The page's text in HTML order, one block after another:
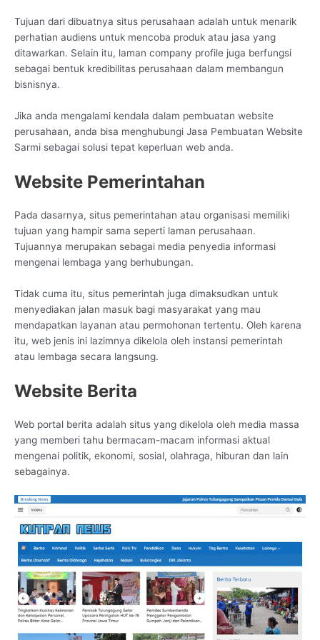
Tujuan dari dibuatnya situs perusahaan adalah untuk menarik
perhatian audiens untuk mencoba produk atau jasa yang
ditawarkan. Selain itu, laman company profile juga berfungsi
sebagai bentuk kredibilitas perusahaan dalam membangun
bisnisnya.
Jika anda mengalami kendala dalam pembuatan website
perusahaan, anda bisa menghubungi Jasa Pembuatan Website
Sarmi sebagai solusi tepat keperluan web anda.
Website Pemerintahan
Pada dasarnya, situs pemerintahan atau organisasi memiliki
tujuan yang hampir sama seperti laman perusahaan.
Tujuannya merupakan sebagai media penyedia informasi
mengenai lembaga yang berhubungan.
Tidak cuma itu, situs pemerintah juga dimaksudkan untuk
menyediakan jalan masuk bagi masyarakat yang mau
mendapatkan layanan atau permohonan tertentu. Oleh karena
itu, web jenis ini lazimnya dikelola oleh instansi pemerintah
atau lembaga secara langsung.
Website Berita
Web portal berita adalah situs yang dikelola oleh media massa
yang memberi tahu bermacam-macam informasi aktual
mengenai politik, ekonomi, sosial, olahraga, hiburan dan lain
sebagainya.